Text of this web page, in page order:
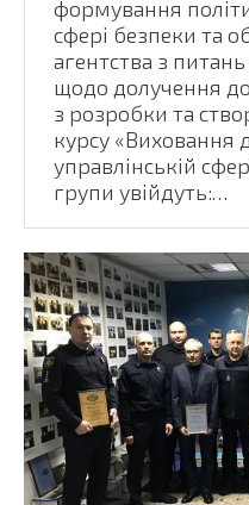
формування
сфері безпеки та
агентства з
щодо долучення
з розробки та
курсу «Виховання
управлінській
групи увійдуть:…